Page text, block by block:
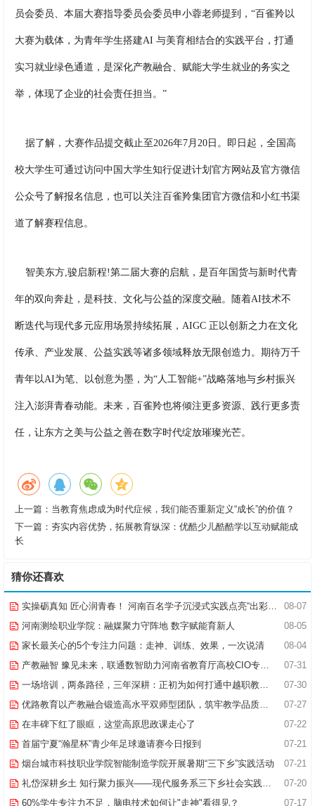
员会委员、本届大赛指导委员会委员申小蓉老师提到，“百雀羚以
大赛为载体，为青年学生搭建AI 与美育相结合的实践平台，打通
实习就业绿色通道，是深化产教融合、赋能大学生就业的务实之
举，体现了企业的社会责任担当。”
据了解，大赛作品提交截止至2026年7月20日。即日起，全国高
校大学生可通过访问中国大学生知行促进计划官方网站及官方微信
公众号了解报名信息，也可以关注百雀羚集团官方微信和小红书渠
道了解赛程信息。
智美东方,骏启新程!第二届大赛的启航，是百年国货与新时代青
年的双向奔赴，是科技、文化与公益的深度交融。随着AI技术不
断迭代与现代多元应用场景持续拓展，AIGC 正以创新之力在文化
传承、产业发展、公益实践等诸多领域释放无限创造力。期待万千
青年以AI为笔、以创意为墨，为“人工智能+”战略落地与乡村振兴
注入澎湃青春动能。未来，百雀羚也将倾注更多资源、践行更多责
任，让东方之美与公益之善在数字时代绽放璀璨光芒。
上一篇： 当教育焦虑成为时代症候，我们能否重新定义“成长”的价值？
下一篇： 夯实内容优势，拓展教育纵深：优酷少儿酷酷学以互动赋能成
长
猜你还喜欢
08-07
实操砺真知 匠心润青春！ 河南百名学子沉浸式实践点亮“出彩中原”实践路
08-05
河南测绘职业学院：融媒聚力守阵地 数字赋能育新人
08-04
家长最关心的5个专注力问题：走神、训练、效果，一次说清
07-31
产教融智 豫见未来，联通数智助力河南省教育厅高校CIO专题研究班共探AI赋能高等教育新路径
07-30
一场培训，两条路径，三年深耕：正初为如何打通中越职教合作的“最后一公里”
07-27
优路教育以产教融合锻造高水平双师型团队，筑牢教学品质基石
07-22
在丰碑下红了眼眶，这堂高原思政课走心了
07-21
首届宁夏“瀚星杯”青少年足球邀请赛今日报到
07-21
烟台城市科技职业学院智能制造学院开展暑期“三下乡”实践活动
07-20
礼岱深耕乡土 知行聚力振兴——现代服务系三下乡社会实践综述
07-17
60%学生专注力不足，脑电技术如何让"走神"看得见？